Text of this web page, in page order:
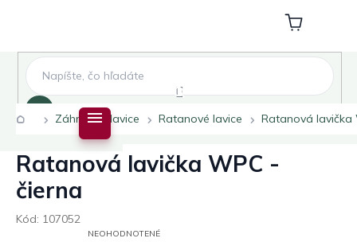
Nákupný
košík
DomovZáhradné lavice Ratanové lavice Ratanová lavička
Ratanová lavička WPC -
čierna
Kód: 107052
PRIEMERNÉNEOHODNOTENÉ